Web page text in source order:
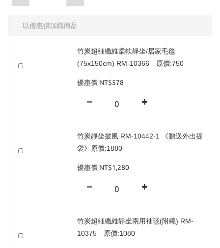
以優惠價加購商品
竹炭超細纖維柔軟靜坐/居家毛毯
(75x150cm) RM-10366 原價:750
優惠價 NT$578
竹炭靜坐披風 RM-10442-1 《贈送外出提
袋》原價:1880
優惠價 NT$1,280
竹炭超細纖維靜坐兩用袖毯(附繩) RM-
10375 原價:1080